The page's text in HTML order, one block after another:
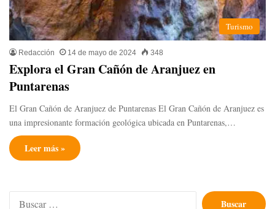
Turismo
Redacción 14 de mayo de 2024 348
Explora el Gran Cañón de Aranjuez en
Puntarenas
El Gran Cañón de Aranjuez de Puntarenas El Gran Cañón de Aranjuez es
una impresionante formación geológica ubicada en Puntarenas,…
Leer más »
Buscar: